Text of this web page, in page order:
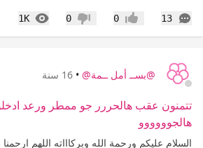
13
التعليقات إعجاب0 عدم إعجاب
0
1K
المشاهدات
@بســ أمل ــمة@ • 16 سنة
تتمنون عقب هالحررر جو ممطر ورعد
هالجوووووو
السلام عليكم ورحمة الله وبركاااته اللهم